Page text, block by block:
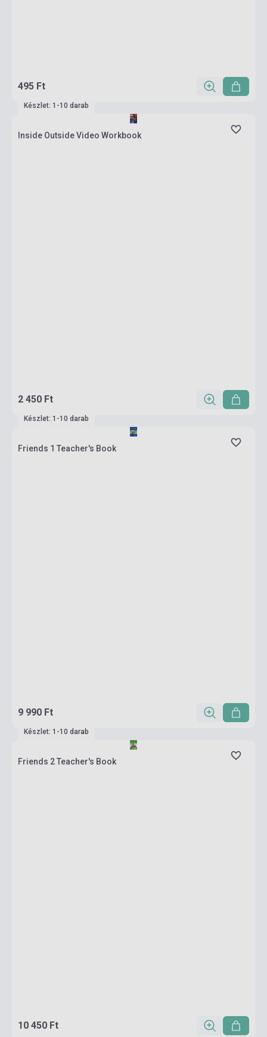
495 Ft
Készlet: 1-10 darab
Inside Outside Video Workbook
2 450 Ft
Készlet: 1-10 darab
Friends 1 Teacher's Book
9 990 Ft
Készlet: 1-10 darab
Friends 2 Teacher's Book
10 450 Ft